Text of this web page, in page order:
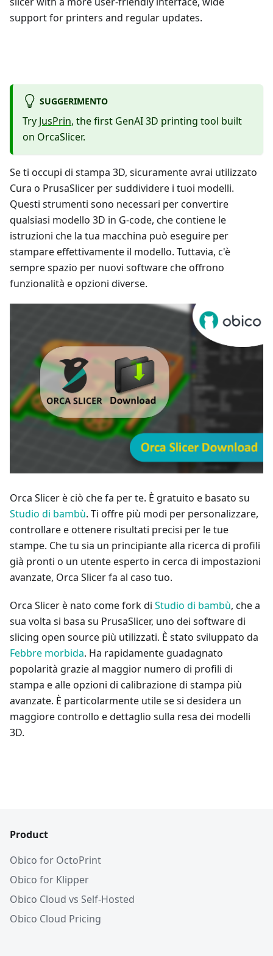
support for printers and regular updates.
SUGGERIMENTO
Try JusPrin, the first GenAI 3D printing tool built
on OrcaSlicer.
Se ti occupi di stampa 3D, sicuramente avrai utilizzato
Cura o PrusaSlicer per suddividere i tuoi modelli.
Questi strumenti sono necessari per convertire
qualsiasi modello 3D in G-code, che contiene le
istruzioni che la tua macchina può eseguire per
stampare effettivamente il modello. Tuttavia, c'è
sempre spazio per nuovi software che offrono
funzionalità e opzioni diverse.
Orca Slicer è ciò che fa per te. È gratuito e basato su
Studio di bambù. Ti offre più modi per personalizzare,
controllare e ottenere risultati precisi per le tue
stampe. Che tu sia un principiante alla ricerca di profili
già pronti o un utente esperto in cerca di impostazioni
avanzate, Orca Slicer fa al caso tuo.
Orca Slicer è nato come fork di Studio di bambù, che a
sua volta si basa su PrusaSlicer, uno dei software di
slicing open source più utilizzati. È stato sviluppato da
Febbre morbida. Ha rapidamente guadagnato
popolarità grazie al maggior numero di profili di
stampa e alle opzioni di calibrazione di stampa più
avanzate. È particolarmente utile se si desidera un
maggiore controllo e dettaglio sulla resa dei modelli
3D.
Product
Obico for OctoPrint
Obico for Klipper
Obico Cloud vs Self-Hosted
Obico Cloud Pricing